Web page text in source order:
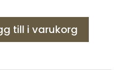
till i varukorg